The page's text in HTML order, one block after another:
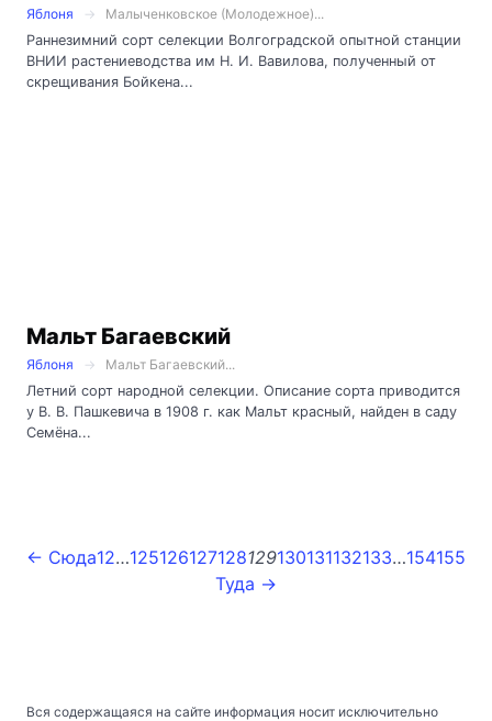
Яблоня
Малыченковское (Молодежное)...
Раннезимний сорт селекции Волгоградской опытной станции
ВНИИ растениеводства им Н. И. Вавилова, полученный от
скрещивания Бойкена...
Мальт Багаевский
Яблоня
Мальт Багаевский...
Летний сорт народной селекции. Описание сорта приводится
у В. В. Пашкевича в 1908 г. как Мальт красный, найден в саду
Семёна...
← Сюда12…125126127128129130131132133…154155
Туда →
Вся содержащаяся на сайте информация носит исключительно